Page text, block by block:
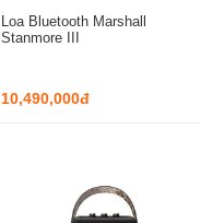
Loa Bluetooth Marshall
Stanmore III
10,490,000đ